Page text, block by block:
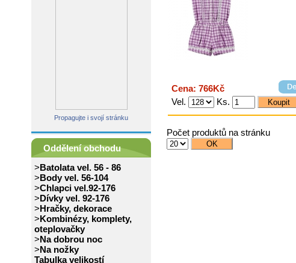
Propagujte i svojí stránku
Oddělení obchodu
>Batolata vel. 56 - 86
>Body vel. 56-104
>Chlapci vel.92-176
>Dívky vel. 92-176
>Hračky, dekorace
>Kombinézy, komplety,
oteplovačky
>Na dobrou noc
>Na nožky
Tabulka velikostí
Cena: 766Kč
Vel.
Ks.
Počet produktů na stránku